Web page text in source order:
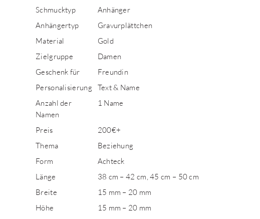
Schmucktyp
Anhänger
Anhängertyp
Gravurplättchen
Material
Gold
Zielgruppe
Damen
Geschenk für
Freundin
Personalisierung
Text & Name
Anzahl der
Namen
1 Name
Preis
200€+
Thema
Beziehung
Form
Achteck
Länge
38 cm – 42 cm, 45 cm – 50 cm
Breite
15 mm – 20 mm
Höhe
15 mm – 20 mm